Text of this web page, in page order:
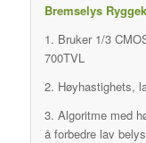
Bremselys
1. Bruker 1/3
700TVL
2. Høyhastighets,
3. Algoritme med
å forbedre lav